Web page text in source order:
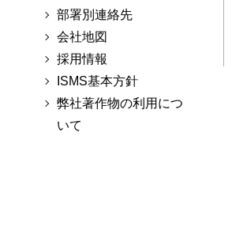
部署別連絡先
会社地図
採用情報
ISMS基本方針
弊社著作物の利用につ
いて